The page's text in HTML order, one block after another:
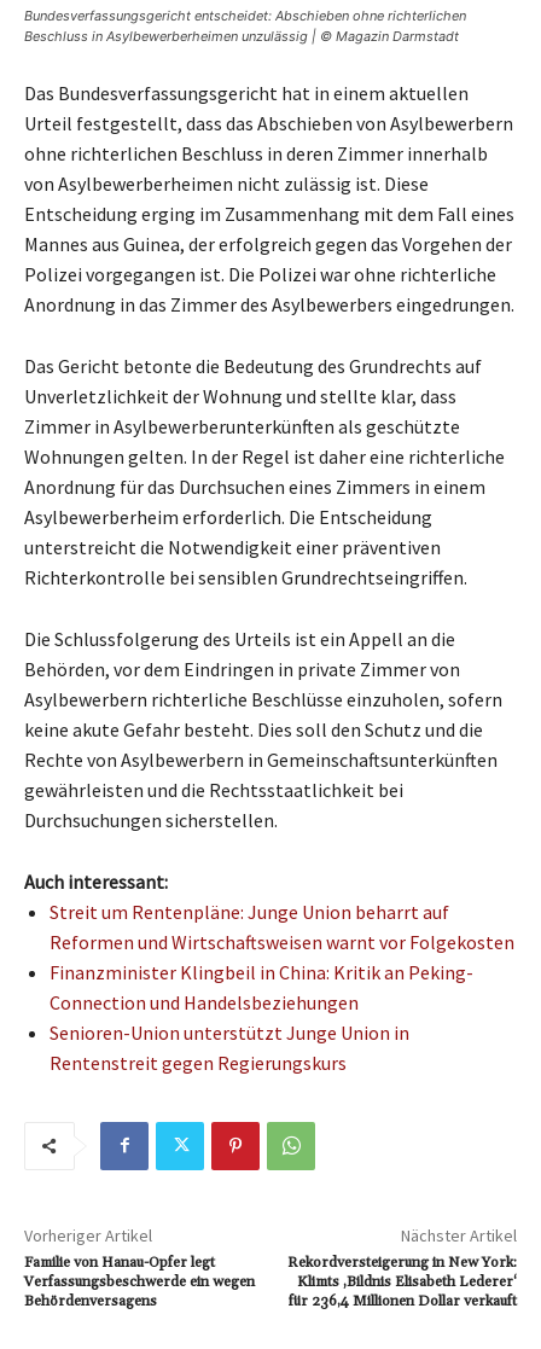
Bundesverfassungsgericht entscheidet: Abschieben ohne richterlichen
Beschluss in Asylbewerberheimen unzulässig | © Magazin Darmstadt
Das Bundesverfassungsgericht hat in einem aktuellen
Urteil festgestellt, dass das Abschieben von Asylbewerbern
ohne richterlichen Beschluss in deren Zimmer innerhalb
von Asylbewerberheimen nicht zulässig ist. Diese
Entscheidung erging im Zusammenhang mit dem Fall eines
Mannes aus Guinea, der erfolgreich gegen das Vorgehen der
Polizei vorgegangen ist. Die Polizei war ohne richterliche
Anordnung in das Zimmer des Asylbewerbers eingedrungen.
Das Gericht betonte die Bedeutung des Grundrechts auf
Unverletzlichkeit der Wohnung und stellte klar, dass
Zimmer in Asylbewerberunterkünften als geschützte
Wohnungen gelten. In der Regel ist daher eine richterliche
Anordnung für das Durchsuchen eines Zimmers in einem
Asylbewerberheim erforderlich. Die Entscheidung
unterstreicht die Notwendigkeit einer präventiven
Richterkontrolle bei sensiblen Grundrechtseingriffen.
Die Schlussfolgerung des Urteils ist ein Appell an die
Behörden, vor dem Eindringen in private Zimmer von
Asylbewerbern richterliche Beschlüsse einzuholen, sofern
keine akute Gefahr besteht. Dies soll den Schutz und die
Rechte von Asylbewerbern in Gemeinschaftsunterkünften
gewährleisten und die Rechtsstaatlichkeit bei
Durchsuchungen sicherstellen.
Auch interessant:
Streit um Rentenpläne: Junge Union beharrt auf
Reformen und Wirtschaftsweisen warnt vor Folgekosten
Finanzminister Klingbeil in China: Kritik an Peking-
Connection und Handelsbeziehungen
Senioren-Union unterstützt Junge Union in
Rentenstreit gegen Regierungskurs
Vorheriger Artikel
Familie von Hanau-Opfer legt
Verfassungsbeschwerde ein wegen
Behördenversagens
Nächster Artikel
Rekordversteigerung in New York:
Klimts ‚Bildnis Elisabeth Lederer‘
für 236,4 Millionen Dollar verkauft